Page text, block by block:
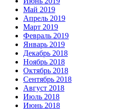
Май 2019
Апрель 2019
Март 2019
Февраль 2019
Январь 2019
Декабрь 2018
Ноябрь 2018
Октябрь 2018
Сентябрь 2018
Август 2018
Июль 2018
Июнь 2018